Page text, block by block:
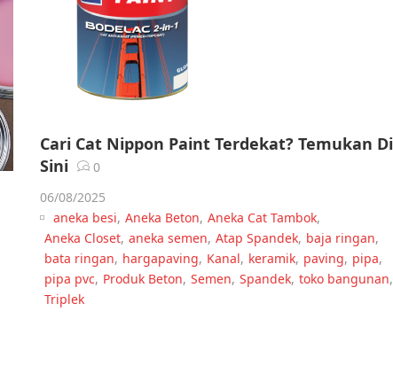
Cari Cat Nippon Paint Terdekat? Temukan Di
Sini
0
06/08/2025
aneka besi, Aneka Beton, Aneka Cat Tambok,
Aneka Closet, aneka semen, Atap Spandek, baja ringan,
bata ringan, hargapaving, Kanal, keramik, paving, pipa,
pipa pvc, Produk Beton, Semen, Spandek, toko bangunan,
Triplek